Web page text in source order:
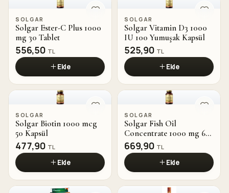
SOLGAR
Solgar Ester-C Plus 1000
mg 30 Tablet
556,50 TL
Ekle
SOLGAR
Solgar Vitamin D3 1000
IU 100 Yumuşak Kapsül
525,90 TL
Ekle
SOLGAR
Solgar Biotin 1000 mcg
50 Kapsül
477,90 TL
Ekle
SOLGAR
Solgar Fish Oil
Concentrate 1000 mg 60
Kapsül
669,90 TL
Ekle